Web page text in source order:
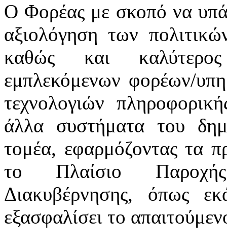
Ο Φορέας με σκοπό να
αξιολόγηση των
καθώς και
εμπλεκόμενων φορέων/
τεχνολογιών
άλλα συστήματα του
τομέα, εφαρμόζοντας τα
το Πλαίσιο
Διακυβέρνησης, όπως
εξασφαλίσει το